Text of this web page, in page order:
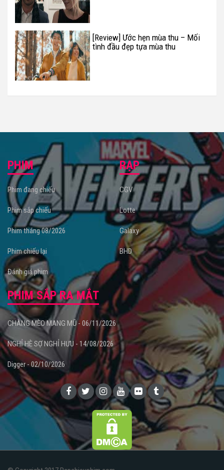
[Review] Ước hẹn mùa thu – Mối
tình đầu đẹp tựa mùa thu
PHIM
Phim đang chiếu
Phim sắp chiếu
Phim tháng 08/2026
Phim chiếu lại
Đánh giá phim
RẠP
CGV
Lotte
Galaxy
BHD
PHIM SẮP RA MẮT
CHÀNG MÈO MANG MŨ - 06/11/2026
NGHỈ HÈ SỢ NGHỈ HƯU - 14/08/2026
Digger - 02/10/2026